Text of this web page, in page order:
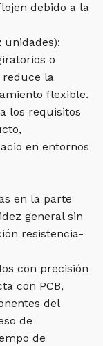
debido a la
unidades):
o
reduce la
flexible.
los requisitos
en entornos
en la parte
general sin
resistencia-
con precisión
con PCB,
del
de
de